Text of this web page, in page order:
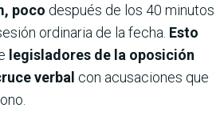
poco después de los 40 minutos
ordinaria de la fecha. Esto
legisladores de la oposición
verbal con acusaciones que